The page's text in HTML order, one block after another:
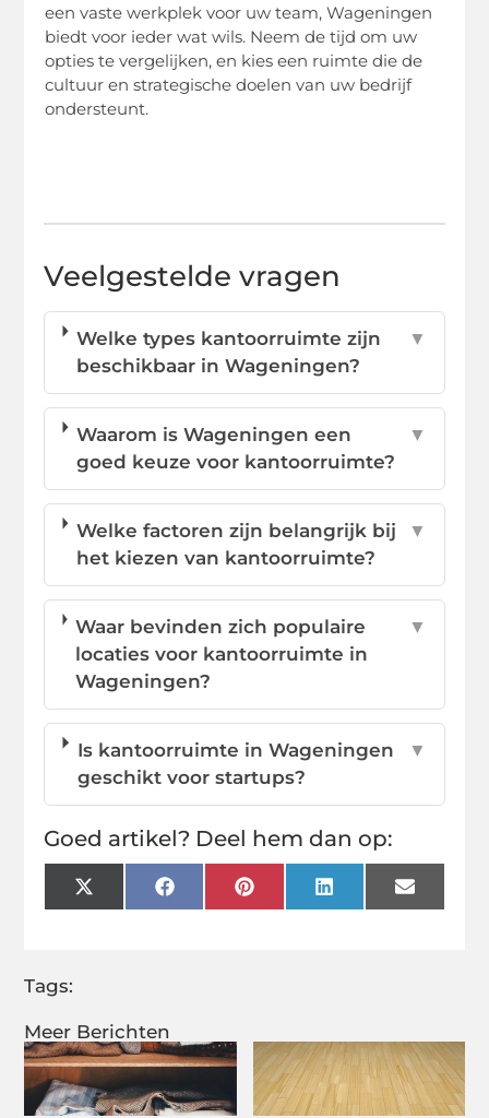
Meer Berichten
een vaste werkplek voor uw team, Wageningen
biedt voor ieder wat wils. Neem de tijd om uw
opties te vergelijken, en kies een ruimte die de
cultuur en strategische doelen van uw bedrijf
ondersteunt.
Veelgestelde vragen
Welke types kantoorruimte zijn
beschikbaar in Wageningen?
▼
Waarom is Wageningen een
goed keuze voor kantoorruimte?
▼
Welke factoren zijn belangrijk bij
het kiezen van kantoorruimte?
▼
Waar bevinden zich populaire
locaties voor kantoorruimte in
Wageningen?
▼
Is kantoorruimte in Wageningen
geschikt voor startups?
▼
Goed artikel? Deel hem dan op:
X
(Twitter)
FacebookPinterestLinkedInEmail
Tags: